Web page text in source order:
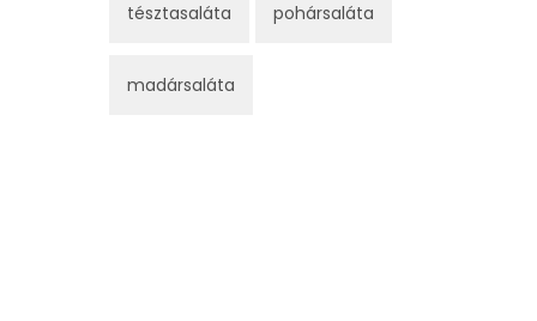
tésztasaláta pohársaláta
madársaláta